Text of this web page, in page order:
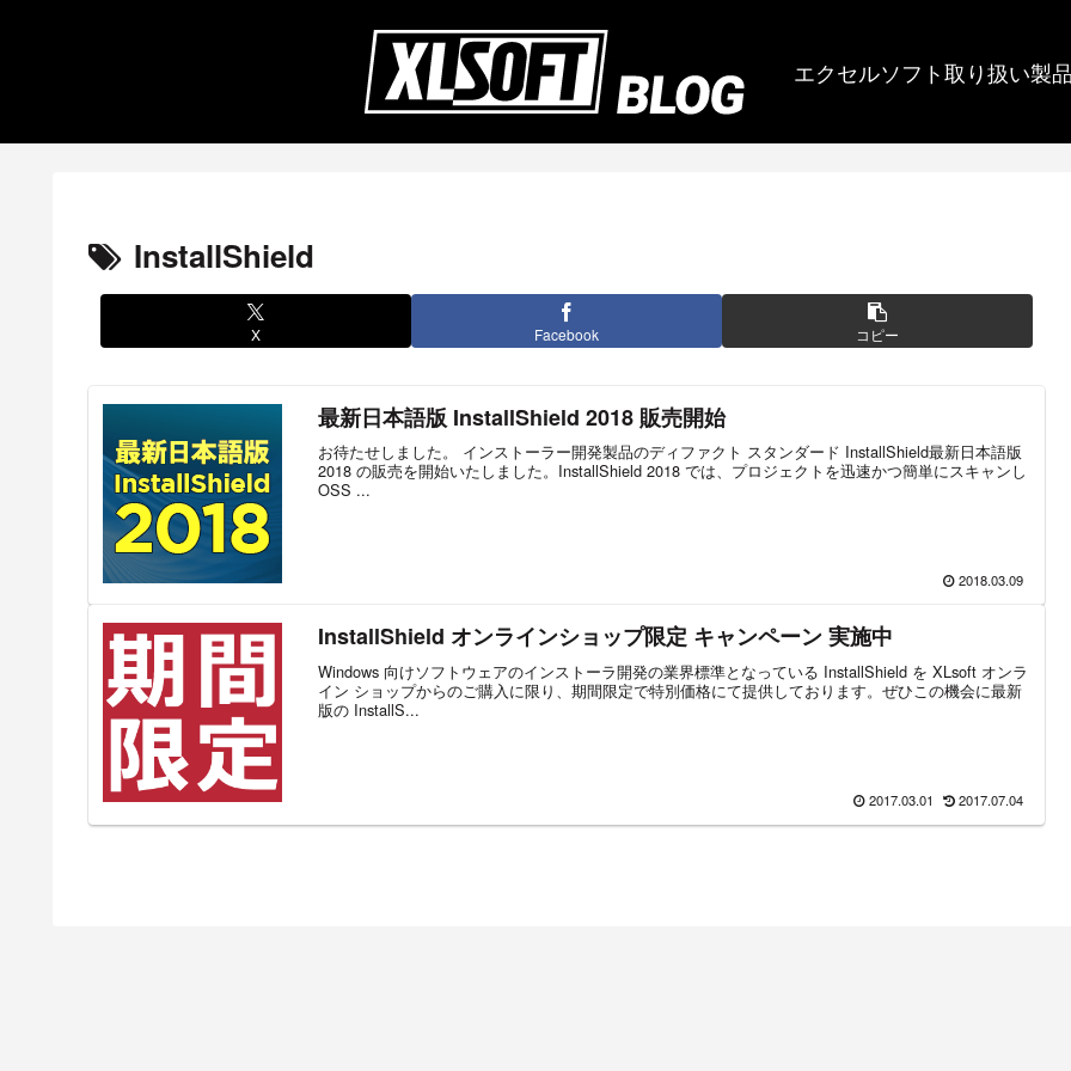
エクセルソフト取り扱い製
InstallShield
X Facebook コピー
最新日本語版 InstallShield 2018 販売開始
お待たせしました。 インストーラー開発製品のディファクト スタンダード InstallShield最新日本語版
2018 の販売を開始いたしました。InstallShield 2018 では、プロジェクトを迅速かつ簡単にスキャンし
OSS ...
2018.03.09
InstallShield オンラインショップ限定 キャンペーン 実施中
Windows 向けソフトウェアのインストーラ開発の業界標準となっている InstallShield を XLsoft オンラ
イン ショップからのご購入に限り、期間限定で特別価格にて提供しております。ぜひこの機会に最新
版の InstallS...
2017.03.01 2017.07.04